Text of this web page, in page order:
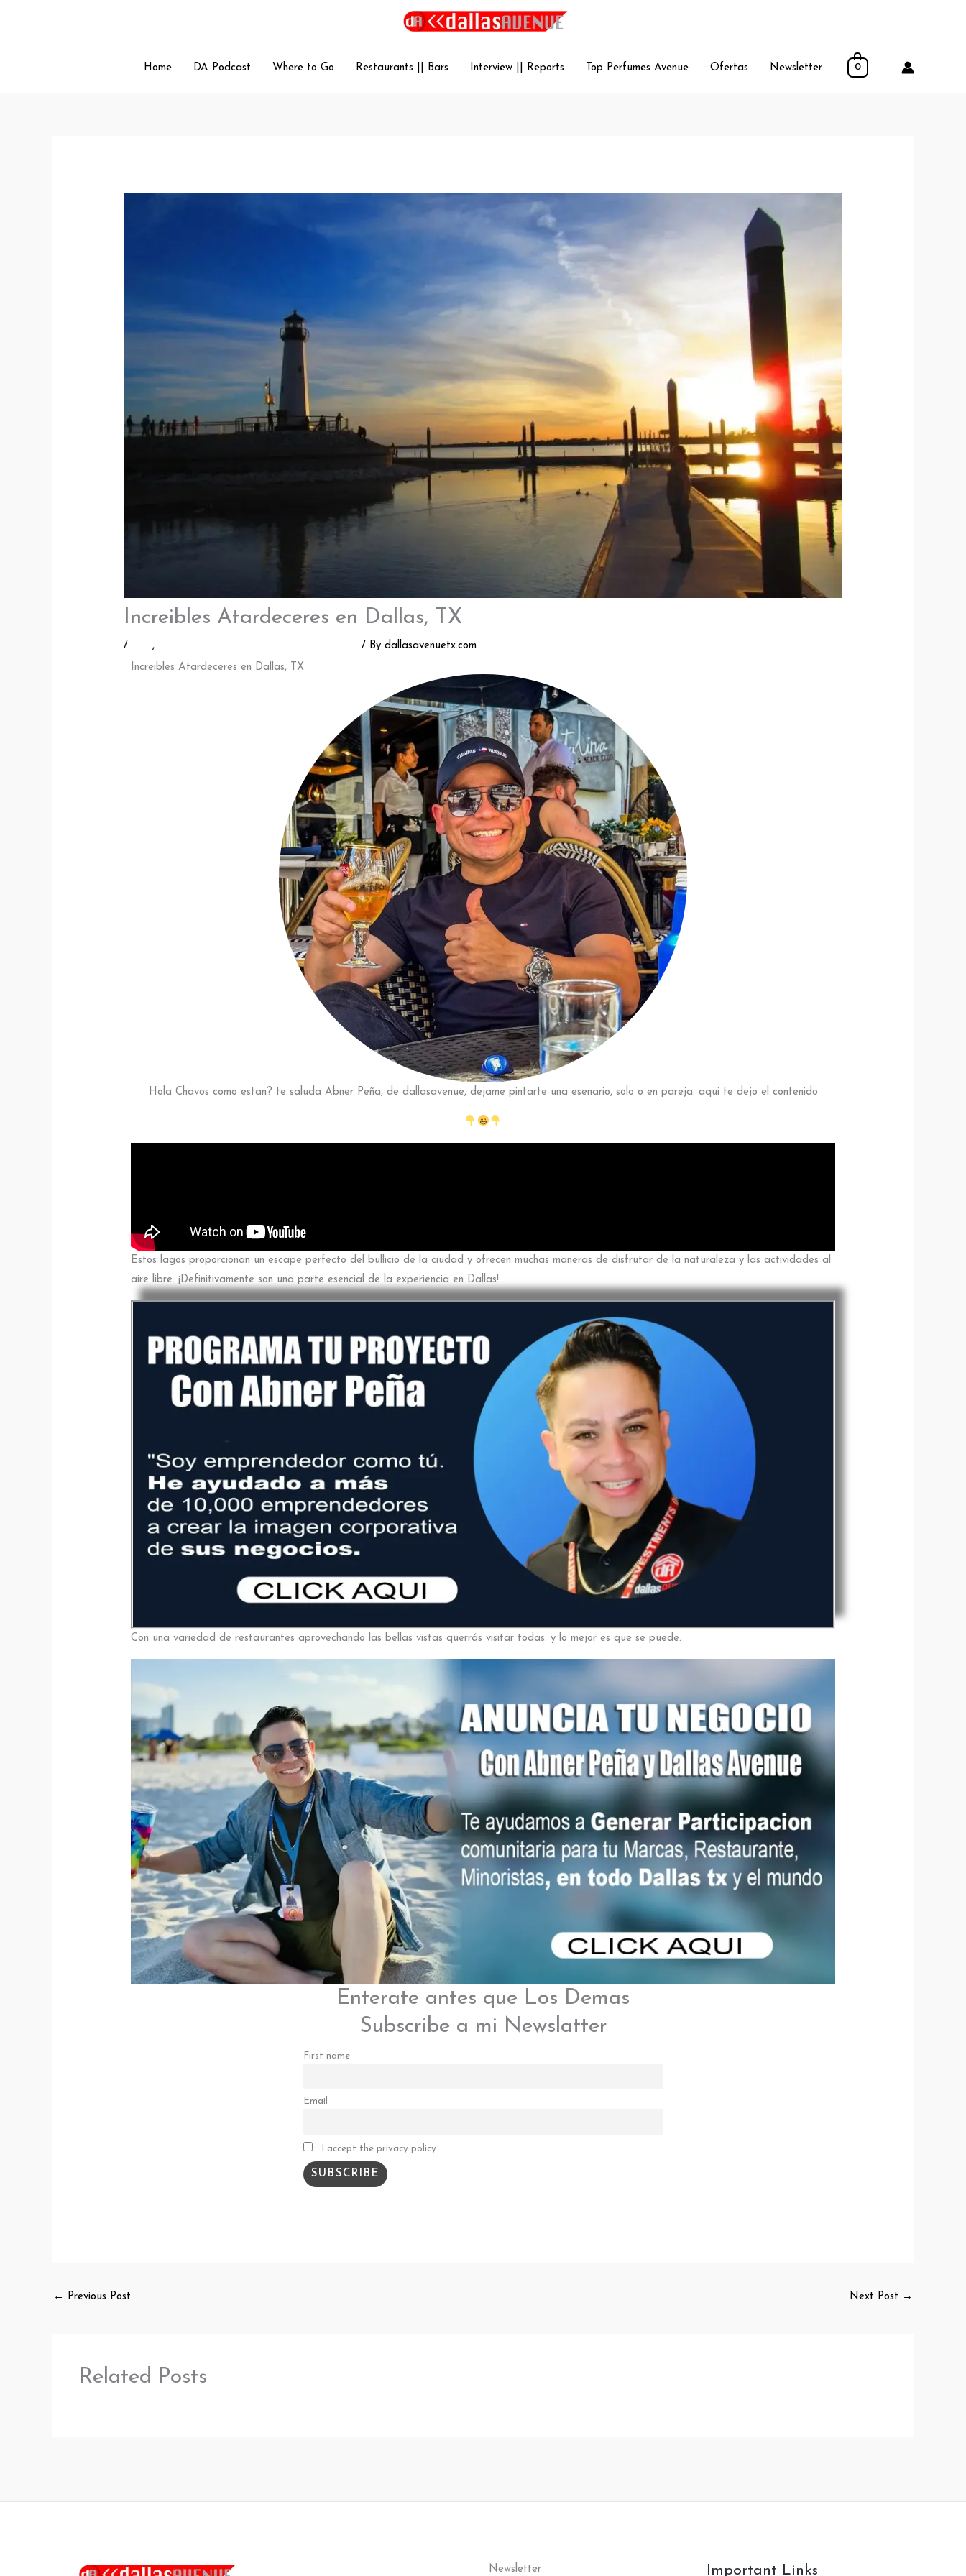
Home
DA Podcast Where to Go Restaurants || Bars Interview || Reports Top Perfumes Avenue Ofertas Newsletter 0
Increibles Atardeceres en Dallas, TX
/ Blog, / Bydallasavenuetx.com
Increibles Atardeceres en Dallas, TX
Hola Chavos como estan? te saluda Abner Peña, de dallasavenue, dejame pintarte una esenario, solo o en pareja. aqui te dejo el contenido
Estos lagos proporcionan un escape perfecto del bullicio de la ciudad y ofrecen muchas maneras de disfrutar de la naturaleza y las actividades al
aire libre. ¡Definitivamente son una parte esencial de la experiencia en Dallas!
Con una variedad de restaurantes aprovechando las bellas vistas querrás visitar todas. y lo mejor es que se puede.
Enterate antes que Los Demas
Subscribe a mi Newslatter
First name
Email
I accept the privacy policy
← Previous Post Next Post →
Related Posts
Newsletter Important Links